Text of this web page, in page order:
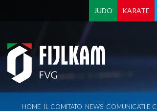
JUDO KARATE
HOME IL COMITATO NEWS COMUNICATI E